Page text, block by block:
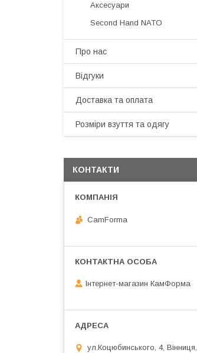
Аксесуари
Second Hand NATO
Про нас
Відгуки
Доставка та оплата
Розміри взуття та одягу
КОНТАКТИ
CamForma
Інтернет-магазин КамФорма
ул.Коцюбинського, 4, Вінниця,